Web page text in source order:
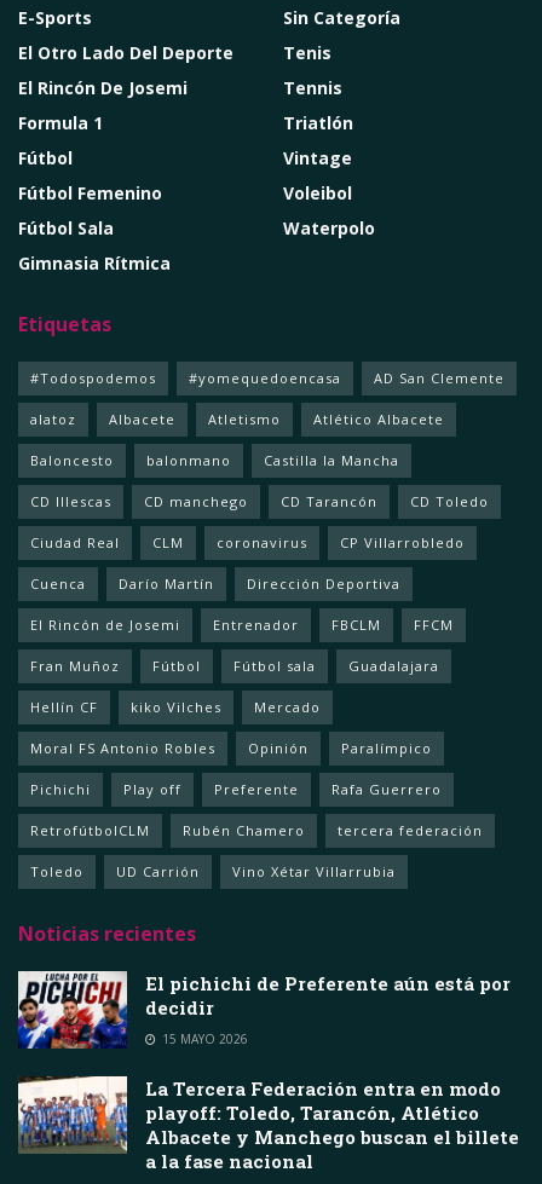
E-Sports
El Otro Lado Del Deporte
El Rincón De Josemi
Formula 1
Fútbol
Fútbol Femenino
Fútbol Sala
Gimnasia Rítmica
Sin Categoría
Tenis
Tennis
Triatlón
Vintage
Voleibol
Waterpolo
Etiquetas
#Todospodemos #yomequedoencasa AD San Clemente
alatoz Albacete Atletismo Atlético Albacete
Baloncesto balonmano Castilla la Mancha
CD Illescas CD manchego CD Tarancón CD Toledo
Ciudad Real CLM coronavirus CP Villarrobledo
Cuenca Darío Martín Dirección Deportiva
El Rincón de Josemi Entrenador FBCLM FFCM
Fran Muñoz Fútbol Fútbol sala Guadalajara
Hellín CF kiko Vilches Mercado
Moral FS Antonio Robles Opinión Paralímpico
Pichichi Play off Preferente Rafa Guerrero
RetrofútbolCLM Rubén Chamero tercera federación
Toledo UD Carrión Vino Xétar Villarrubia
Noticias recientes
El pichichi de Preferente aún está por
decidir
15 MAYO 2026
La Tercera Federación entra en modo
playoff: Toledo, Tarancón, Atlético
Albacete y Manchego buscan el billete
a la fase nacional